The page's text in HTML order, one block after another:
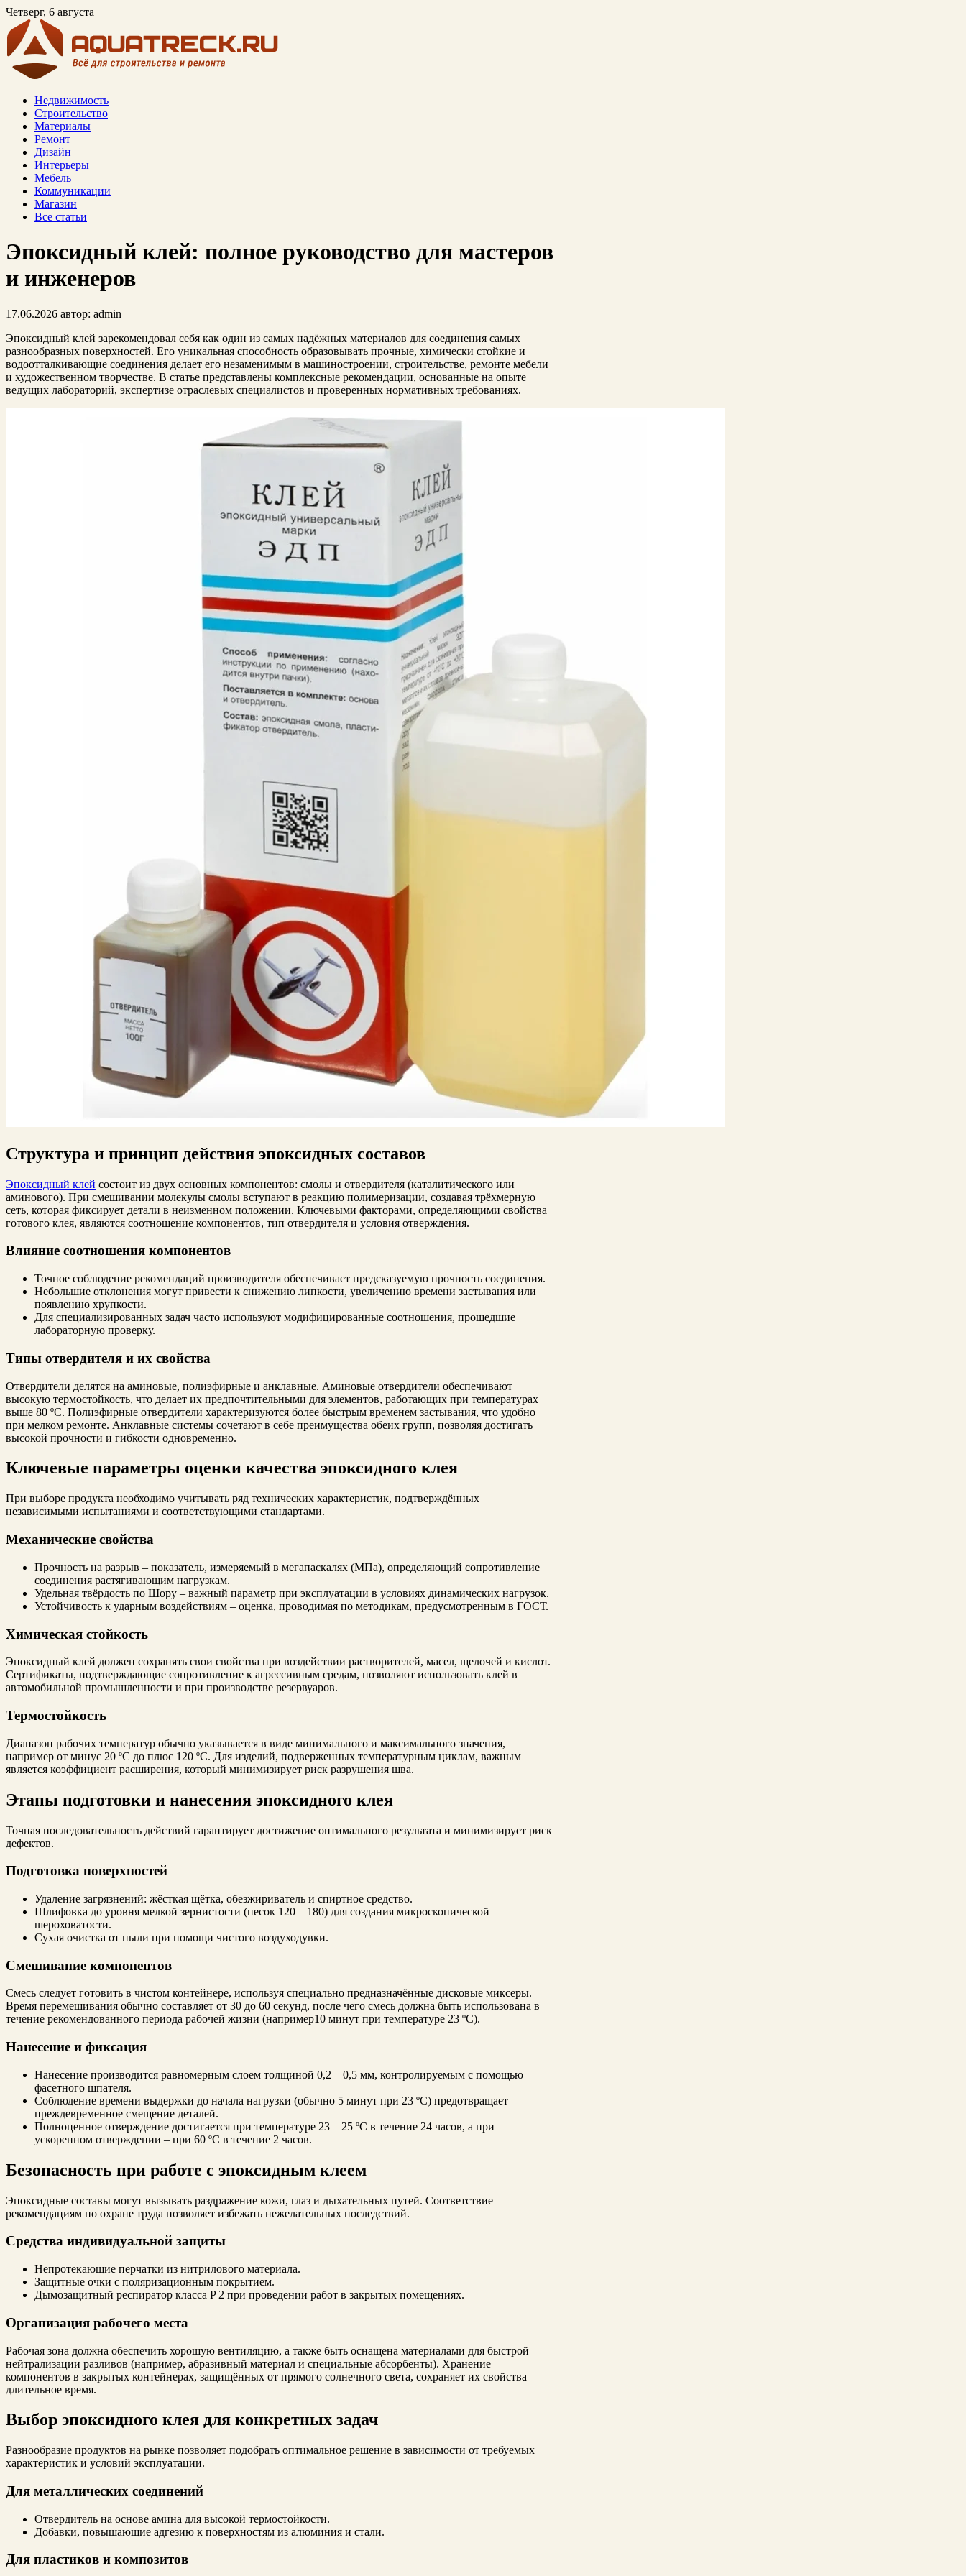
Четверг, 6 августа
Недвижимость
Строительство
Материалы
Ремонт
Дизайн
Интерьеры
Мебель
Коммуникации
Магазин
Все статьи
Эпоксидный клей: полное руководство для мастеров
и инженеров
17.06.2026 автор: admin
Эпоксидный клей зарекомендовал себя как один из самых надёжных материалов для соединения самых
разнообразных поверхностей. Его уникальная способность образовывать прочные, химически стойкие и
водоотталкивающие соединения делает его незаменимым в машиностроении, строительстве, ремонте мебели
и художественном творчестве. В статье представлены комплексные рекомендации, основанные на опыте
ведущих лабораторий, экспертизе отраслевых специалистов и проверенных нормативных требованиях.
Структура и принцип действия эпоксидных составов
Эпоксидный клей состоит из двух основных компонентов: смолы и отвердителя (каталитического или
аминового). При смешивании молекулы смолы вступают в реакцию полимеризации, создавая трёхмерную
сеть, которая фиксирует детали в неизменном положении. Ключевыми факторами, определяющими свойства
готового клея, являются соотношение компонентов, тип отвердителя и условия отверждения.
Влияние соотношения компонентов
Точное соблюдение рекомендаций производителя обеспечивает предсказуемую прочность соединения.
Небольшие отклонения могут привести к снижению липкости, увеличению времени застывания или
появлению хрупкости.
Для специализированных задач часто используют модифицированные соотношения, прошедшие
лабораторную проверку.
Типы отвердителя и их свойства
Отвердители делятся на аминовые, полиэфирные и анклавные. Аминовые отвердители обеспечивают
высокую термостойкость, что делает их предпочтительными для элементов, работающих при температурах
выше 80 ºC. Полиэфирные отвердители характеризуются более быстрым временем застывания, что удобно
при мелком ремонте. Анклавные системы сочетают в себе преимущества обеих групп, позволяя достигать
высокой прочности и гибкости одновременно.
Ключевые параметры оценки качества эпоксидного клея
При выборе продукта необходимо учитывать ряд технических характеристик, подтверждённых
независимыми испытаниями и соответствующими стандартами.
Механические свойства
Прочность на разрыв – показатель, измеряемый в мегапаскалях (МПа), определяющий сопротивление
соединения растягивающим нагрузкам.
Удельная твёрдость по Шору – важный параметр при эксплуатации в условиях динамических нагрузок.
Устойчивость к ударным воздействиям – оценка, проводимая по методикам, предусмотренным в ГОСТ.
Химическая стойкость
Эпоксидный клей должен сохранять свои свойства при воздействии растворителей, масел, щелочей и кислот.
Сертификаты, подтверждающие сопротивление к агрессивным средам, позволяют использовать клей в
автомобильной промышленности и при производстве резервуаров.
Термостойкость
Диапазон рабочих температур обычно указывается в виде минимального и максимального значения,
например от минус 20 ºC до плюс 120 ºC. Для изделий, подверженных температурным циклам, важным
является коэффициент расширения, который минимизирует риск разрушения шва.
Этапы подготовки и нанесения эпоксидного клея
Точная последовательность действий гарантирует достижение оптимального результата и минимизирует риск
дефектов.
Подготовка поверхностей
Удаление загрязнений: жёсткая щётка, обезжириватель и спиртное средство.
Шлифовка до уровня мелкой зернистости (песок 120 – 180) для создания микроскопической
шероховатости.
Сухая очистка от пыли при помощи чистого воздухо­дувки.
Смешивание компонентов
Смесь следует готовить в чистом контейнере, используя специально предназначённые дисковые миксеры.
Время перемешивания обычно составляет от 30 до 60 секунд, после чего смесь должна быть использована в
течение рекомендованного периода рабочей жизни (например10 минут при температуре 23 ºC).
Нанесение и фиксация
Нанесение производится равномерным слоем толщиной 0,2 – 0,5 мм, контролируемым с помощью
фасетного шпателя.
Соблюдение времени выдержки до начала нагрузки (обычно 5 минут при 23 ºC) предотвращает
преждевременное смещение деталей.
Полноценное отверждение достигается при температуре 23 – 25 ºC в течение 24 часов, а при
ускоренном отверждении – при 60 ºC в течение 2 часов.
Безопасность при работе с эпоксидным клеем
Эпоксидные составы могут вызывать раздражение кожи, глаз и дыхательных путей. Соответствие
рекомендациям по охране труда позволяет избежать нежелательных последствий.
Средства индивидуальной защиты
Непротекающие перчатки из нитрилового материала.
Защитные очки с поляризационным покрытием.
Дымозащитный респиратор класса P 2 при проведении работ в закрытых помещениях.
Организация рабочего места
Рабочая зона должна обеспечить хорошую вентиляцию, а также быть оснащена материалами для быстрой
нейтрализации разливов (например, абразивный материал и специальные абсорбенты). Хранение
компонентов в закрытых контейнерах, защищённых от прямого солнечного света, сохраняет их свойства
длительное время.
Выбор эпоксидного клея для конкретных задач
Разнообразие продуктов на рынке позволяет подобрать оптимальное решение в зависимости от требуемых
характеристик и условий эксплуатации.
Для металлических соединений
Отвердитель на основе амина для высокой термостойкости.
Добавки, повышающие адгезию к поверхностям из алюминия и стали.
Для пластиков и композитов